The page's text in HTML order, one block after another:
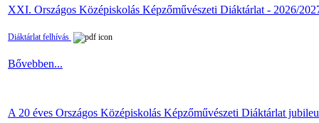
XXI. Országos Középiskolás Képzőművészeti Diáktárlat - 2026/
Diáktárlat felhívás
Bővebben...
A 20 éves Országos Középiskolás Képzőművészeti Diáktárlat